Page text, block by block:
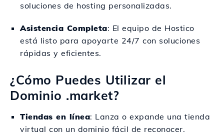
soluciones de hosting personalizadas.
Asistencia Completa: El equipo de Hostico
está listo para apoyarte 24/7 con soluciones
rápidas y eficientes.
¿Cómo Puedes Utilizar el
Dominio .market?
Tiendas en línea: Lanza o expande una tienda
virtual con un dominio fácil de reconocer.